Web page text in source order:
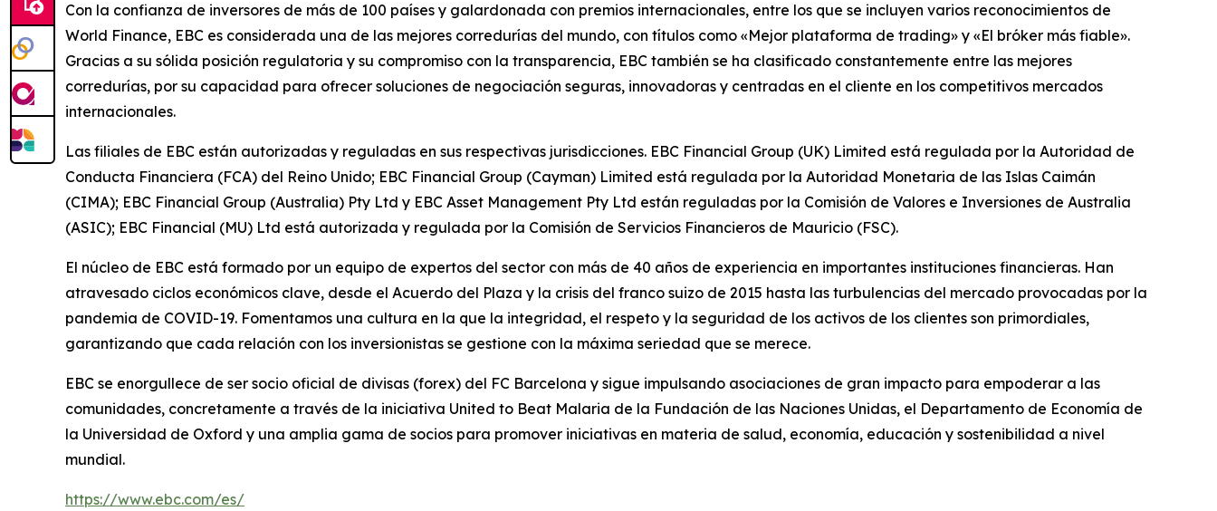
Con la confianza de inversores de más de 100 países y galardonada con premios internacionales, entre los que se incluyen varios reconocimientos de
World Finance, EBC es considerada una de las mejores corredurías del mundo, con títulos como «Mejor plataforma de trading» y «El bróker más fiable».
Gracias a su sólida posición regulatoria y su compromiso con la transparencia, EBC también se ha clasificado constantemente entre las mejores
corredurías, por su capacidad para ofrecer soluciones de negociación seguras, innovadoras y centradas en el cliente en los competitivos mercados
internacionales.
Las filiales de EBC están autorizadas y reguladas en sus respectivas jurisdicciones. EBC Financial Group (UK) Limited está regulada por la Autoridad de
Conducta Financiera (FCA) del Reino Unido; EBC Financial Group (Cayman) Limited está regulada por la Autoridad Monetaria de las Islas Caimán
(CIMA); EBC Financial Group (Australia) Pty Ltd y EBC Asset Management Pty Ltd están reguladas por la Comisión de Valores e Inversiones de Australia
(ASIC); EBC Financial (MU) Ltd está autorizada y regulada por la Comisión de Servicios Financieros de Mauricio (FSC).
El núcleo de EBC está formado por un equipo de expertos del sector con más de 40 años de experiencia en importantes instituciones financieras. Han
atravesado ciclos económicos clave, desde el Acuerdo del Plaza y la crisis del franco suizo de 2015 hasta las turbulencias del mercado provocadas por la
pandemia de COVID-19. Fomentamos una cultura en la que la integridad, el respeto y la seguridad de los activos de los clientes son primordiales,
garantizando que cada relación con los inversionistas se gestione con la máxima seriedad que se merece.
EBC se enorgullece de ser socio oficial de divisas (forex) del FC Barcelona y sigue impulsando asociaciones de gran impacto para empoderar a las
comunidades, concretamente a través de la iniciativa United to Beat Malaria de la Fundación de las Naciones Unidas, el Departamento de Economía de
la Universidad de Oxford y una amplia gama de socios para promover iniciativas en materia de salud, economía, educación y sostenibilidad a nivel
mundial.
https://www.ebc.com/es/